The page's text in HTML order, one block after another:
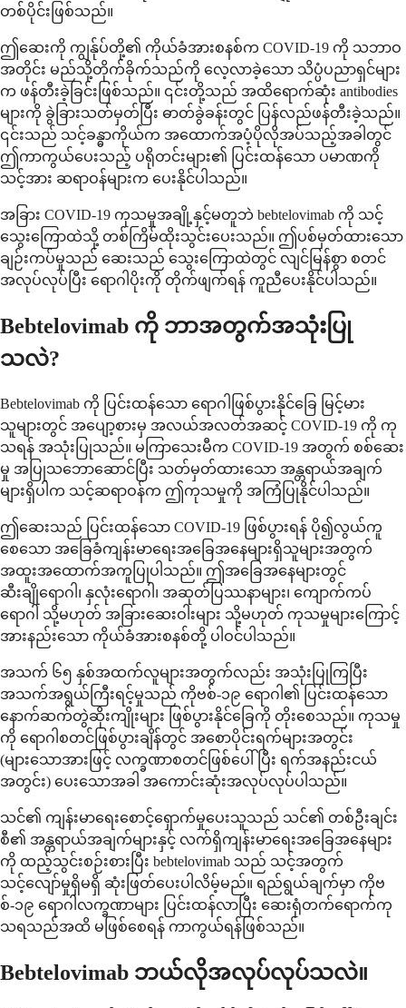
တစ်ပိုင်းဖြစ်သည်။
ဤဆေးကို ကျွန်ုပ်တို့၏ ကိုယ်ခံအားစနစ်က COVID-19 ကို သဘာဝ
အတိုင်း မည်သို့တိုက်ခိုက်သည်ကို လေ့လာခဲ့သော သိပ္ပံပညာရှင်များ
က ဖန်တီးခဲ့ခြင်းဖြစ်သည်။ ၎င်းတို့သည် အထိရောက်ဆုံး antibodies
များကို ခွဲခြားသတ်မှတ်ပြီး ဓာတ်ခွဲခန်းတွင် ပြန်လည်ဖန်တီးခဲ့သည်။
၎င်းသည် သင့်ခန္ဓာကိုယ်က အထောက်အပံ့ပိုလိုအပ်သည့်အခါတွင်
ဤကာကွယ်ပေးသည့် ပရိုတင်းများ၏ ပြင်းထန်သော ပမာဏကို
သင့်အား ဆရာဝန်များက ပေးနိုင်ပါသည်။
အခြား COVID-19 ကုသမှုအချို့နှင့်မတူဘဲ bebtelovimab ကို သင့်
သွေးကြောထဲသို့ တစ်ကြိမ်ထိုးသွင်းပေးသည်။ ဤပစ်မှတ်ထားသော
ချဉ်းကပ်မှုသည် ဆေးသည် သွေးကြောထဲတွင် လျင်မြန်စွာ စတင်
အလုပ်လုပ်ပြီး ရောဂါပိုးကို တိုက်ဖျက်ရန် ကူညီပေးနိုင်ပါသည်။
Bebtelovimab ကို ဘာအတွက်အသုံးပြု
သလဲ?
Bebtelovimab ကို ပြင်းထန်သော ရောဂါဖြစ်ပွားနိုင်ခြေ မြင့်မား
သူများတွင် အပျော့စားမှ အလယ်အလတ်အဆင့် COVID-19 ကို ကု
သရန် အသုံးပြုသည်။ မကြာသေးမီက COVID-19 အတွက် စစ်ဆေး
မှု အပြုသဘောဆောင်ပြီး သတ်မှတ်ထားသော အန္တရာယ်အချက်
များရှိပါက သင့်ဆရာဝန်က ဤကုသမှုကို အကြံပြုနိုင်ပါသည်။
ဤဆေးသည် ပြင်းထန်သော COVID-19 ဖြစ်ပွားရန် ပို၍လွယ်ကူ
စေသော အခြေခံကျန်းမာရေးအခြေအနေများရှိသူများအတွက်
အထူးအထောက်အကူပြုပါသည်။ ဤအခြေအနေများတွင်
ဆီးချိုရောဂါ၊ နှလုံးရောဂါ၊ အဆုတ်ပြဿနာများ၊ ကျောက်ကပ်
ရောဂါ သို့မဟုတ် အခြားဆေးဝါးများ သို့မဟုတ် ကုသမှုများကြောင့်
အားနည်းသော ကိုယ်ခံအားစနစ်တို့ ပါဝင်ပါသည်။
အသက် ၆၅ နှစ်အထက်လူများအတွက်လည်း အသုံးပြုကြပြီး
အသက်အရွယ်ကြီးရင့်မှုသည် ကိုဗစ်-၁၉ ရောဂါ၏ ပြင်းထန်သော
နောက်ဆက်တွဲဆိုးကျိုးများ ဖြစ်ပွားနိုင်ခြေကို တိုးစေသည်။ ကုသမှု
ကို ရောဂါစတင်ဖြစ်ပွားချိန်တွင် အစောပိုင်းရက်များအတွင်း
(များသောအားဖြင့် လက္ခဏာစတင်ဖြစ်ပေါ်ပြီး ရက်အနည်းငယ်
အတွင်း) ပေးသောအခါ အကောင်းဆုံးအလုပ်လုပ်ပါသည်။
သင်၏ ကျန်းမာရေးစောင့်ရှောက်မှုပေးသူသည် သင်၏ တစ်ဦးချင်း
စီ၏ အန္တရာယ်အချက်များနှင့် လက်ရှိကျန်းမာရေးအခြေအနေများ
ကို ထည့်သွင်းစဉ်းစားပြီး bebtelovimab သည် သင့်အတွက်
သင့်လျော်မှုရှိမရှိ ဆုံးဖြတ်ပေးပါလိမ့်မည်။ ရည်ရွယ်ချက်မှာ ကိုဗ
စ်-၁၉ ရောဂါလက္ခဏာများ ပြင်းထန်လာပြီး ဆေးရုံတက်ရောက်ကု
သရသည်အထိ မဖြစ်စေရန် ကာကွယ်ရန်ဖြစ်သည်။
Bebtelovimab ဘယ်လိုအလုပ်လုပ်သလဲ။